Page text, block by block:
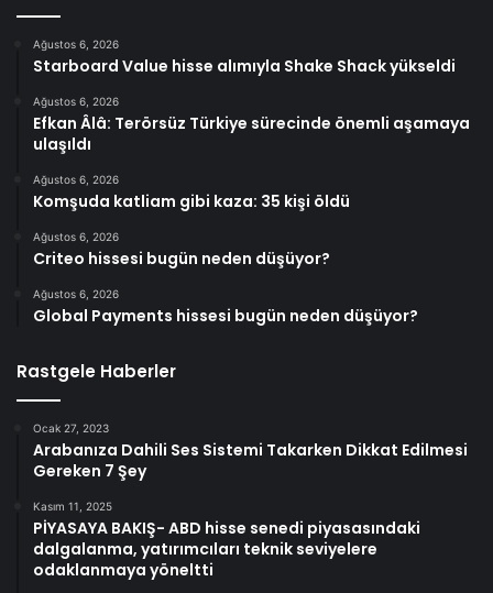
Ağustos 6, 2026
Starboard Value hisse alımıyla Shake Shack yükseldi
Ağustos 6, 2026
Efkan Âlâ: Terörsüz Türkiye sürecinde önemli aşamaya
ulaşıldı
Ağustos 6, 2026
Komşuda katliam gibi kaza: 35 kişi öldü
Ağustos 6, 2026
Criteo hissesi bugün neden düşüyor?
Ağustos 6, 2026
Global Payments hissesi bugün neden düşüyor?
Rastgele Haberler
Ocak 27, 2023
Arabanıza Dahili Ses Sistemi Takarken Dikkat Edilmesi
Gereken 7 Şey
Kasım 11, 2025
PİYASAYA BAKIŞ- ABD hisse senedi piyasasındaki
dalgalanma, yatırımcıları teknik seviyelere
odaklanmaya yöneltti